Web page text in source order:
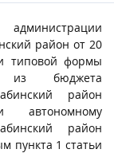
район от 20
типовой формы
из бюджета
район
автономному
район
пункта 1 статьи